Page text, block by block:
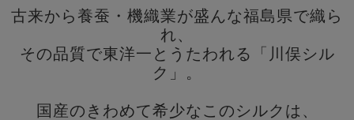
古来から養蚕・機織業が盛んな福島県で織ら
れ、
その品質で東洋一とうたわれる「川俣シル
ク」。
国産のきわめて希少なこのシルクは、